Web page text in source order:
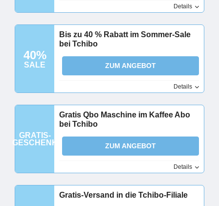
Details
40%
SALE
Bis zu 40 % Rabatt im Sommer-Sale
bei Tchibo
ZUM ANGEBOT
Details
GRATIS-
GESCHENK
Gratis Qbo Maschine im Kaffee Abo
bei Tchibo
ZUM ANGEBOT
Details
Gratis-Versand in die Tchibo-Filiale